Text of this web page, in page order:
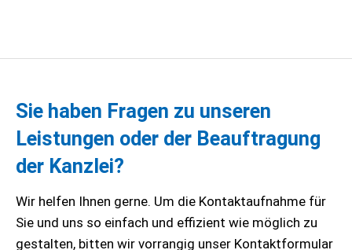
Sie haben Fragen zu unseren
Leistungen oder der Beauftragung
der Kanzlei?
Wir helfen Ihnen gerne. Um die Kontaktaufnahme für
Sie und uns so einfach und effizient wie möglich zu
gestalten, bitten wir vorrangig unser Kontaktformular